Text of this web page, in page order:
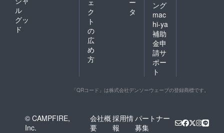
ル
グッ
ド
ク
ト
の
広
め
方
タ
ング
mac
hi-ya
補助
金申
請サ
ポー
ト
「QRコード」は株式会社デンソーウェーブの登録商標です。
© CAMPFIRE,
Inc.
会社概
要
採用情
報
パートナー
募集